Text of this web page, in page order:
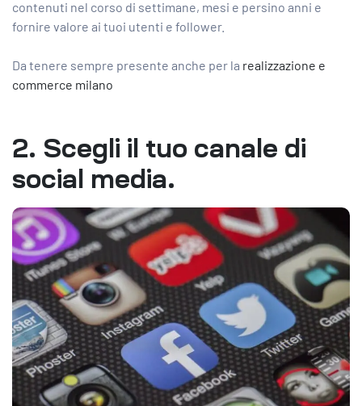
contenuti nel corso di settimane, mesi e persino anni e
fornire valore ai tuoi utenti e follower.
Da tenere sempre presente anche per la realizzazione e
commerce milano
2. Scegli il tuo canale di
social media.